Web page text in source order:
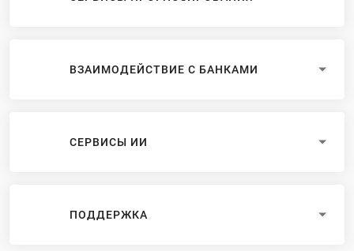
ВЗАИМОДЕЙСТВИЕ С БАНКАМИ
СЕРВИСЫ ИИ
ПОДДЕРЖКА